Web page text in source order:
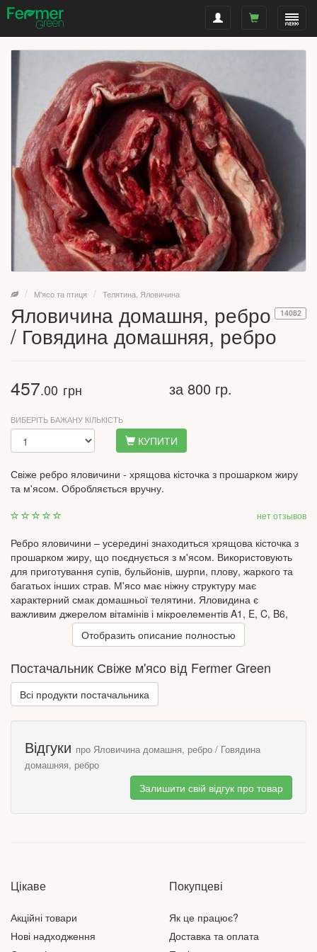
М'ясо та птиця Телятина, Яловичина
14082
Яловичина домашня, ребро
/ Говядина домашняя, ребро
457.00 грн за 800 гр.
ВИБЕРІТЬ БАЖАНУ КІЛЬКІСТЬ
КУПИТИ
Свіже ребро яловичини - хрящова кісточка з прошарком жиру
та м'ясом. Обробляється вручну.
нет отзывов
Ребро яловичини – усередині знаходиться хрящова кісточка з
прошарком жиру, що поєднується з м'ясом. Використовують
для приготування супів, бульйонів, шурпи, плову, жаркого та
багатьох інших страв. М'ясо має ніжну структуру має
характерний смак домашньої телятини. Яловидина є
важливим джерелом вітамінів і мікроелементів A1, E, C, B6,
B12, PP, B1, натрію, калію, магнію, фосфору, заліза, міді,
цинку, кобальту та ін. , а також містить велику кількість
м'язової, кісткової та нервової тканин. Постачальник – "Свіже
м'ясо" – вирощує своїх тварин у екологічно чистих районах
Полтавської та Черкаської області.
Отобразить описание полностью
Постачальник Свіже м'ясо від Fermer Green‎
Всі продукти постачальника
Відгуки про Яловичина домашня, ребро / Говядина
домашняя, ребро
Залишити свій відгук про товар
Цікаве
Акційні товари
Нові надходження
Покупцеві
Як це працює?
Доставка та оплата